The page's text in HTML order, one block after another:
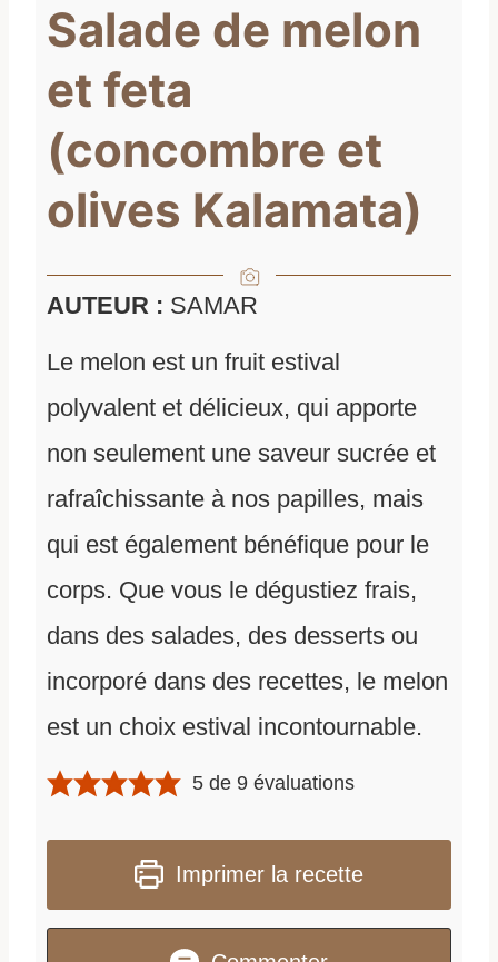
Salade de melon
et feta
(concombre et
olives Kalamata)
AUTEUR : SAMAR
Le melon est un fruit estival
polyvalent et délicieux, qui apporte
non seulement une saveur sucrée et
rafraîchissante à nos papilles, mais
qui est également bénéfique pour le
corps. Que vous le dégustiez frais,
dans des salades, des desserts ou
incorporé dans des recettes, le melon
est un choix estival incontournable.
5 de9 évaluations
Imprimer la recette